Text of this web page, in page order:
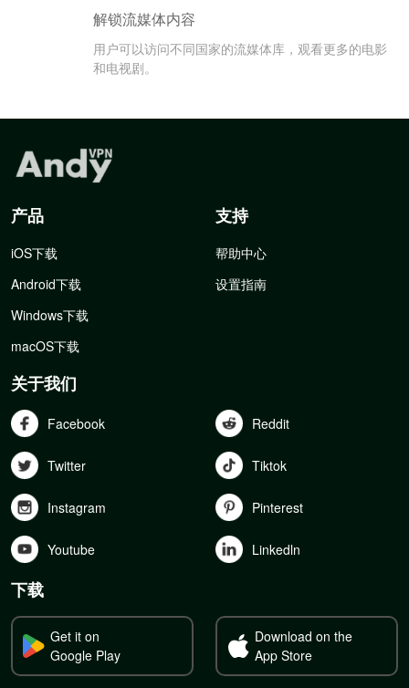
解锁流媒体内容
用户可以访问不同国家的流媒体库，观看更多的电影
和电视剧。
产品
iOS下载
Android下载
Windows下载
macOS下载
支持
帮助中心
设置指南
关于我们
Facebook Reddit
Twitter Tiktok
Instagram Pinterest
Youtube Linkedln
下载
Get it on
Google Play
Download on the
App Store